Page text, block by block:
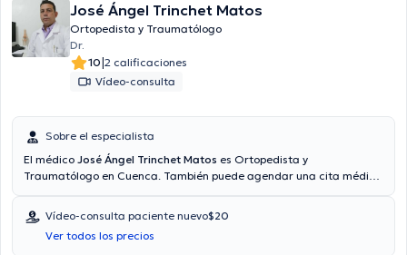
José Ángel Trinchet Matos
Ortopedista y Traumatólogo
Dr.
10|2 calificaciones
Vídeo-consulta
Sobre el especialista
El médico José Ángel Trinchet Matos es Ortopedista y
Traumatólogo en Cuenca. También puede agendar una cita médica
privada, Vía reembolso con cualquier aseguradora son aceptadas.
El precio de la consulta con el doctor José Ángel Trinchet Matos es
de $20.
Vídeo-consulta paciente nuevo$20
Ver todos los precios